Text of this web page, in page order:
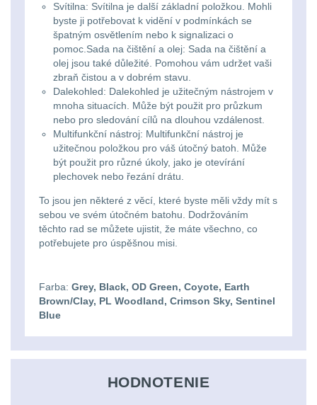
Na přežití25
Ostatní45
DOPLNKY K
ZBRANIAM(661)
Montáže na zbraň556
Montáže pro svítilny
18
Boční montáže
Adaptéry a risery38
Montáže pro optiku
180
Montáže na hlaveň3
Svítilna: Svítilna je další základní položkou. Mohli
byste ji potřebovat k vidění v podmínkách se
špatným osvětlením nebo k signalizaci o
pomoc.Sada na čištění a olej: Sada na čištění a
olej jsou také důležité. Pomohou vám udržet vaši
zbraň čistou a v dobrém stavu.
Dalekohled: Dalekohled je užitečným nástrojem v
mnoha situacích. Může být použit pro průzkum
nebo pro sledování cílů na dlouhou vzdálenost.
Multifunkční nástroj: Multifunkční nástroj je
užitečnou položkou pro váš útočný batoh. Může
být použit pro různé úkoly, jako je otevírání
plechovek nebo řezání drátu.
To jsou jen některé z věcí, které byste měli vždy mít s
sebou ve svém útočném batohu. Dodržováním
těchto rad se můžete ujistit, že máte všechno, co
potřebujete pro úspěšnou misi.
Farba: Grey, Black, OD Green, Coyote, Earth
Brown/Clay, PL Woodland, Crimson Sky, Sentinel
Blue
HODNOTENIE